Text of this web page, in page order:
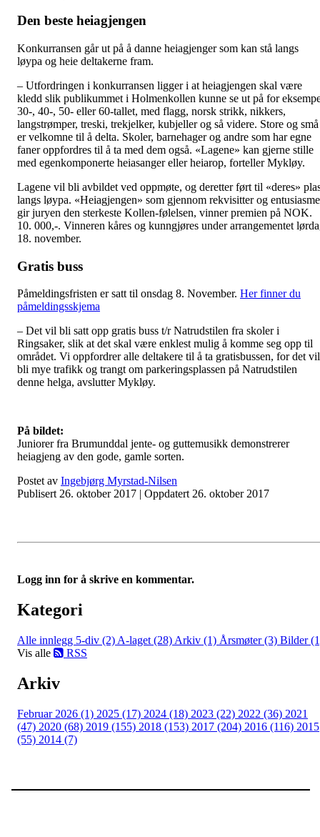
Den beste heiagjengen
Konkurransen går ut på å danne heiagjenger som kan stå langs
løypa og heie deltakerne fram.
– Utfordringen i konkurransen ligger i at heiagjengen skal være
kledd slik publikummet i Holmenkollen kunne se ut på for
30-, 40-, 50- eller 60-tallet, med flagg, norsk strikk, nikkers,
langstrømper, treski, trekjelker, kubjeller og så videre. Store og små
er velkomne til å delta. Skoler, barnehager og andre som har egne
faner oppfordres til å ta med dem også. «Lagene» kan gjerne stille
med egenkomponerte heiasanger eller heiarop, forteller Mykløy.
Lagene vil bli avbildet ved oppmøte, og deretter ført til «deres»
langs løypa. «Heiagjengen» som gjennom rekvisitter og entusiasme
gir juryen den sterkeste Kollen-følelsen, vinner premien på NOK.
10. 000,-. Vinneren kåres og kunngjøres under arrangementet
18. november.
Gratis buss
Påmeldingsfristen er satt til onsdag 8. November. Her finner du
påmeldingsskjema
– Det vil bli satt opp gratis buss t/r Natrudstilen fra skoler i
Ringsaker, slik at det skal være enklest mulig å komme seg opp til
området. Vi oppfordrer alle deltakere til å ta gratisbussen, for det vil
bli mye trafikk og trangt om parkeringsplassen på Natrudstilen
denne helga, avslutter Mykløy.
På bildet:
Juniorer fra Brumunddal jente- og guttemusikk demonstrerer
heiagjeng av den gode, gamle sorten.
Postet av Ingebjørg Myrstad-Nilsen
Publisert 26. oktober 2017 | Oppdatert 26. oktober 2017
Logg inn for å skrive en kommentar.
Kategori
Alle innlegg 5-div (2) A-laget (28) Arkiv (1) Årsmøter (3) Bilder
Vis alle
RSS
Arkiv
Februar 2026 (1) 2025 (17) 2024 (18) 2023 (22) 2022 (36) 2021
(47) 2020 (68) 2019 (155) 2018 (153) 2017 (204) 2016 (116) 2015
(55) 2014 (7)